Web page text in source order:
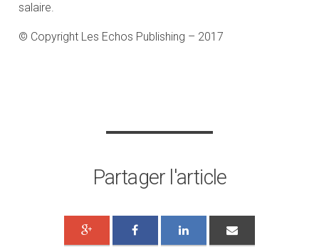
salaire.
© Copyright Les Echos Publishing – 2017
Partager l'article